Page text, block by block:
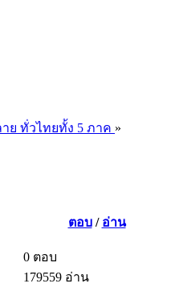
ย ทั่วไทยทั้ง 5 ภาค »
ตอบ/ อ่าน
0 ตอบ
179559 อ่าน